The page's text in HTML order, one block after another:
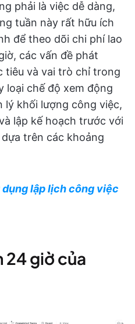
phải là việc dễ dàng,
tuần này rất hữu ích
để theo dõi chi phí lao
các vấn đề phát
tiêu và vai trò chỉ trong
loại chế độ xem động
lý khối lượng công việc,
lập kế hoạch trước với
trên các khoảng
lập lịch công việc
24 giờ của